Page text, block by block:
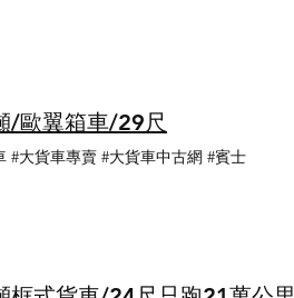
/歐翼箱車/29尺
#大貨車專賣 #大貨車中古網 #賓士